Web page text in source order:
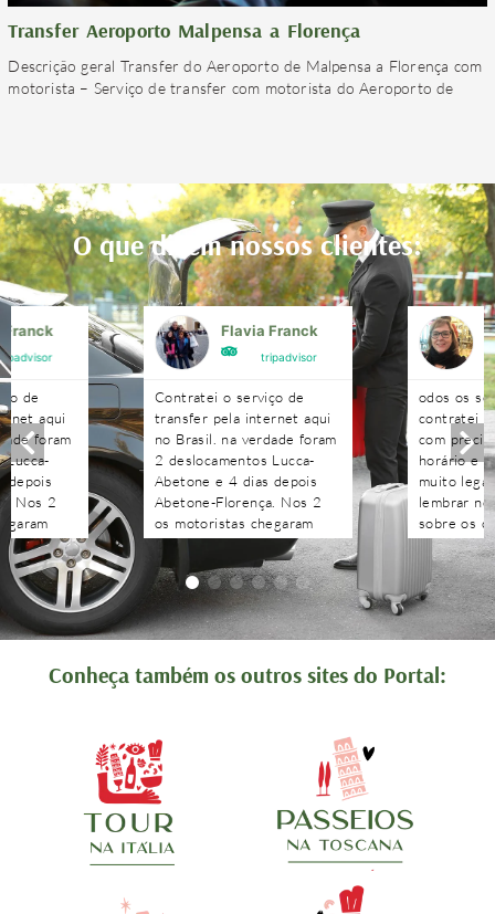
Transfer Aeroporto Malpensa a Florença
Descrição geral Transfer do Aeroporto de Malpensa a Florença com
motorista – Serviço de transfer com motorista do Aeroporto de
O que dizem nossos clientes:
Franck
de
aqui
foram
Lucca-
depois
Nos 2
Flavia Franck
tripadvisor
Contratei o serviço de
transfer pela internet aqui
no Brasil. na verdade foram
2 deslocamentos Lucca-
Abetone e 4 dias depois
Abetone-Florença. Nos 2
os motoristas chegaram
antes do horário
combinado, nos aguardaram
e foram muito atenciosos.
Ótimo trabalho. Podem
contratar sem medo!!!!
odos os
contratei
com
horário e
muito
lembrar
sobre os
agendados
às
recebidas
Conheça também os outros sites do Portal: